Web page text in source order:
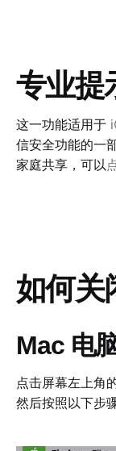
专业提
这一功能适用于
信安全功能的一
家庭共享，可以
如何关
Mac 电
点击屏幕左上角
然后按照以下步